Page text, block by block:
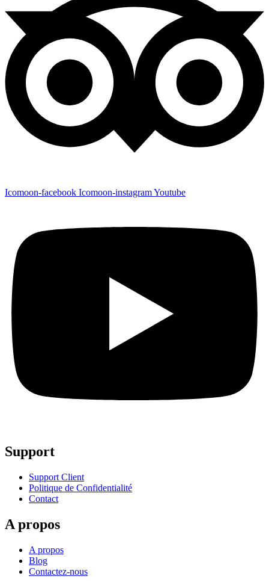
Icomoon-facebook Icomoon-instagramYoutube
Support
Support Client
Politique de Confidentialité
Contact
A propos
A propos
Blog
Contactez-nous